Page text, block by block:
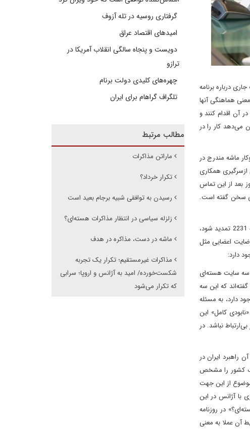
تقابلات جاری درباره برنامه
هماهنگی آنها
سه کشور اروپایی در چارچوب بند 11 قطع‌نامه 2231 و مهلت 30روزه مندرج در آن اقدام کنند و
تروئیکا امکان می‌دهد کار را در
تلفنی با آقای عراقچی در پنجشنبه گذشته از امکان تمدید ضرب‌الاجل انقضای قطع‌نامه 2231 و سازوکار ماشه مندرج در
شامل ازسرگیری همکاری
بعد از این تماس
سخن گفته است.
اگر این خبرها درست باشد، ظاهرا سناریوی جدیدی در برابر ایران قرار گرفته است. با توجه به ساختار شورای امنیت امکان اینکه اعتبار قطع‌نامه 2231 تمدید شود،
اعضایی مثل
سه سایت هسته‌ای
مهمی خواهد بود. مقامات ایرانی طی دوره بعد از تجاوزات 12روزه همیشه گفته‌اند که این سه
دارد، به مسئله
کامل» این
نباشد. در
راهبرد ایران در
کشور را مشخص
موضوع از این جهت
با آژانس در این
«ابهام راهبردی هسته‌ای؟» در روزنامه
آن عملا به معنی
گرفتاری روسیه در تله آزوف
امیدهای اقتصاد عراق
دویست و پنجاه سالگی انقلاب آمریکا در
ترازو
چهره‌های کلیدی دولت برنام
تلگراف گراهام برای ایران
مطالب مرتبط
ماراتن مذاکرات
تکرار خرداد؟
رسیدن به توافقی شبیه برجام بعید است
زلزله سیاسی در انتظار مذاکرات هسته‌ای؟
ماشه در دست، مذاکره در هدف
مذاکرات غیرمستقیم؛ تکرار یک تجربه
شکست‌خورده/ امید به آژانس و اروپا؛ سرابی
که تکرار می‌شود